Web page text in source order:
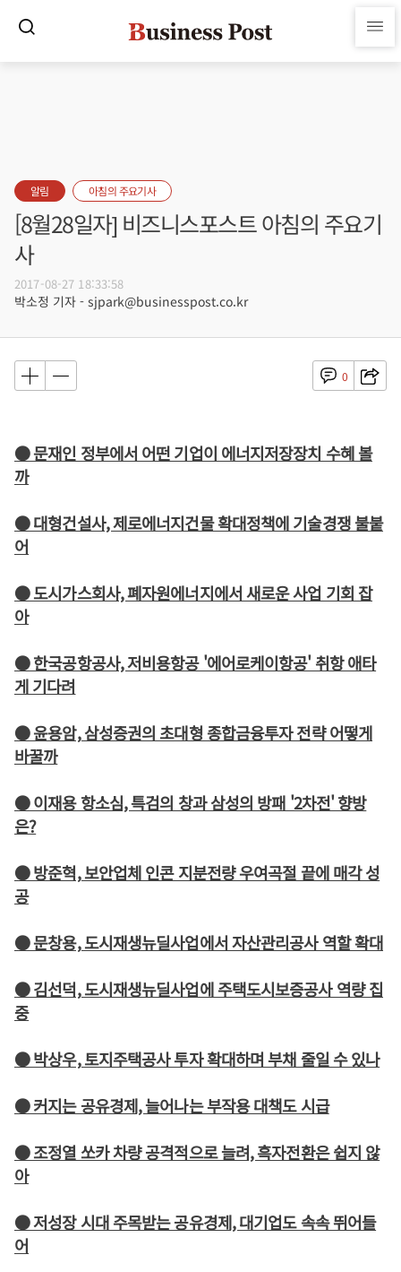
알림 아침의 주요기사
[8월28일자] 비즈니스포스트 아침의 주요기
사
2017-08-27 18:33:58
박소정 기자 - sjpark@businesspost.co.kr
0
● 문재인 정부에서 어떤 기업이 에너지저장장치 수혜 볼
까
● 대형건설사, 제로에너지건물 확대정책에 기술경쟁 불붙
어
● 도시가스회사, 폐자원에너지에서 새로운 사업 기회 잡
아
● 한국공항공사, 저비용항공 '에어로케이항공' 취항 애타
게 기다려
● 윤용암, 삼성증권의 초대형 종합금융투자 전략 어떻게
바꿀까
● 이재용 항소심, 특검의 창과 삼성의 방패 '2차전' 향방
은?
● 방준혁, 보안업체 인콘 지분전량 우여곡절 끝에 매각 성
공
● 문창용, 도시재생뉴딜사업에서 자산관리공사 역할 확대
● 김선덕, 도시재생뉴딜사업에 주택도시보증공사 역량 집
중
● 박상우, 토지주택공사 투자 확대하며 부채 줄일 수 있나
● 커지는 공유경제, 늘어나는 부작용 대책도 시급
● 조정열 쏘카 차량 공격적으로 늘려, 흑자전환은 쉽지 않
아
● 저성장 시대 주목받는 공유경제, 대기업도 속속 뛰어들
어